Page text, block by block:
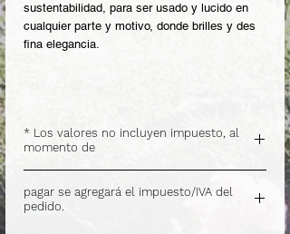
sustentabilidad, para ser usado y lucido en
cualquier parte y motivo, donde brilles y des
fina elegancia.
* Los valores no incluyen impuesto, al
momento de
pagar se agregará el impuesto/IVA del
pedido.